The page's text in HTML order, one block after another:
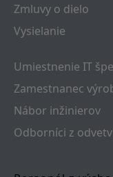
Zmluvy o dielo
Vysielanie
Umiestnenie IT
Zamestnanec
Nábor inžinierov
Odborníci z